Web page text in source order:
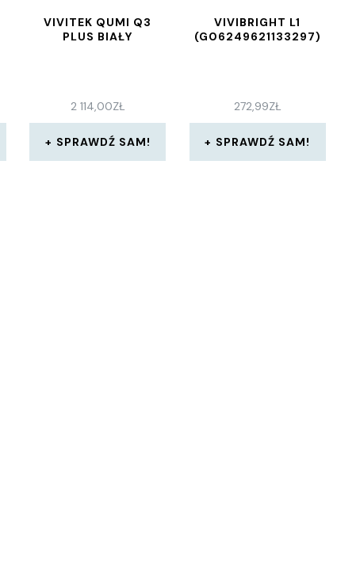
VIVITEK QUMI Q3
PLUS BIAŁY
2 114,00ZŁ
SPRAWDŹ SAM!
VIVIBRIGHT L1
(G06249621133297)
272,99ZŁ
SPRAWDŹ SAM!